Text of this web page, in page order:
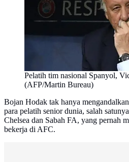
Pelatih tim nasional Spanyol,
(AFP/Martin Bureau)
Bojan Hodak tak hanya
para pelatih senior dunia, salah
Chelsea dan Sabah FA, yang pernah
bekerja di AFC.